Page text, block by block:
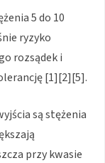
5 do 10
ryzyko
rozsądek i
[1][2][5].
są stężenia
przy kwasie